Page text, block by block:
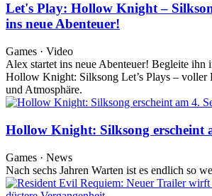
Let's Play: Hollow Knight –
ins neue Abenteuer!
Games · Video
Alex startet ins neue Abenteuer! Begleite ihn
Hollow Knight: Silksong Let’s Plays – voller
und Atmosphäre.
Hollow Knight: Silksong erscheint
Games · News
Nach sechs Jahren Warten ist es endlich so